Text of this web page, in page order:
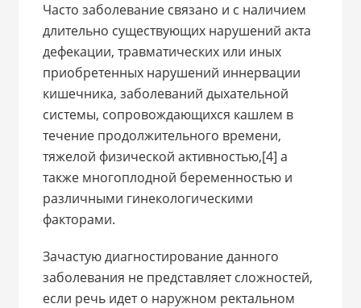
Часто заболевание связано и с наличием
длительно существующих нарушений акта
дефекации, травматических или иных
приобретенных нарушений иннервации
кишечника, заболеваний дыхательной
системы, сопровождающихся кашлем в
течение продолжительного времени,
тяжелой физической активностью,[4] а
также многоплодной беременностью и
различными гинекологическими
факторами.
Зачастую диагностирование данного
заболевания не представляет сложностей,
если речь идет о наружном ректальном